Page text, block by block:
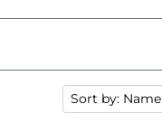
Sort by: Name